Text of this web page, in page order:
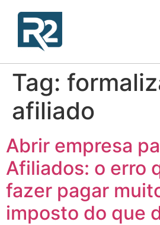
Tag:
afiliado
Abrir empresa
Afiliados: o erro
fazer pagar
imposto do que